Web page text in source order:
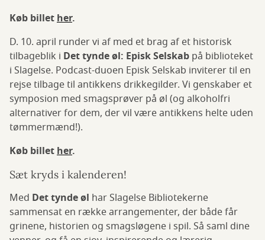
Køb billether.
D. 10. april runder vi af med et brag af et historisk
tilbageblik i Det tynde øl: Episk Selskab på biblioteket
i Slagelse. Podcast-duoen Episk Selskab inviterer til en
rejse tilbage til antikkens drikkegilder. Vi genskaber et
symposion med smagsprøver på øl (og alkoholfri
alternativer for dem, der vil være antikkens helte uden
tømmermænd!).
Køb billether.
Sæt kryds i kalenderen!
Med Det tynde øl har Slagelse Bibliotekerne
sammensat en række arrangementer, der både får
grinene, historien og smagsløgene i spil. Så saml dine